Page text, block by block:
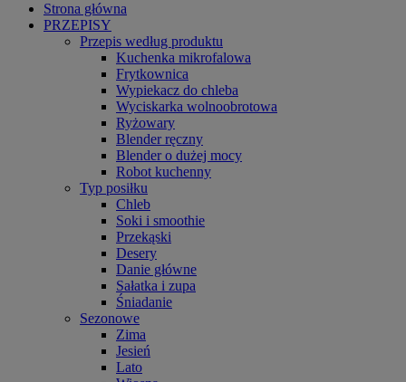
Strona główna
PRZEPISY
Przepis według produktu
Kuchenka mikrofalowa
Frytkownica
Wypiekacz do chleba
Wyciskarka wolnoobrotowa
Ryżowary
Blender ręczny
Blender o dużej mocy
Robot kuchenny
Typ posiłku
Chleb
Soki i smoothie
Przekąski
Desery
Danie główne
Sałatka i zupa
Śniadanie
Sezonowe
Zima
Jesień
Lato